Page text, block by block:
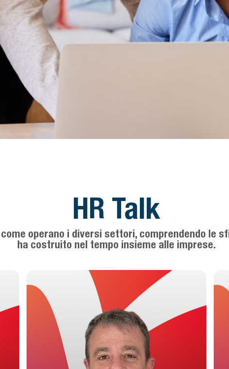
HR Talk
operano i diversi settori, comprendendo le
ha costruito nel tempo insieme alle imprese.